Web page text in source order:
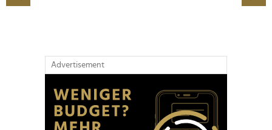
weiteren Daten zusammen, die Sie ihnen bereitgestellt
Advertisement